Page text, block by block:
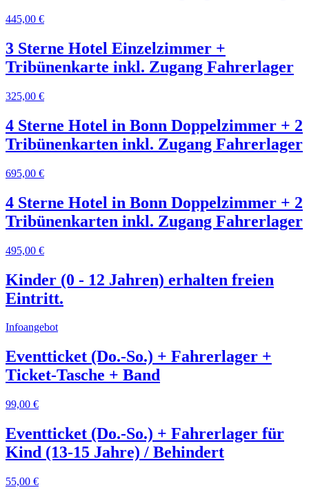
445,00 €
3 Sterne Hotel Einzelzimmer +
Tribünenkarte inkl. Zugang Fahrerlager
325,00 €
4 Sterne Hotel in Bonn Doppelzimmer + 2
Tribünenkarten inkl. Zugang Fahrerlager
695,00 €
4 Sterne Hotel in Bonn Doppelzimmer + 2
Tribünenkarten inkl. Zugang Fahrerlager
495,00 €
Kinder (0 - 12 Jahren) erhalten freien
Eintritt.
Infoangebot
Eventticket (Do.-So.) + Fahrerlager +
Ticket-Tasche + Band
99,00 €
Eventticket (Do.-So.) + Fahrerlager für
Kind (13-15 Jahre) / Behindert
55,00 €